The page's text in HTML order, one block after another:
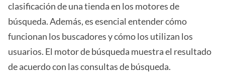
clasificación de una tienda en los motores de
búsqueda. Además, es esencial entender cómo
funcionan los buscadores y cómo los utilizan los
usuarios. El motor de búsqueda muestra el resultado
de acuerdo con las consultas de búsqueda.